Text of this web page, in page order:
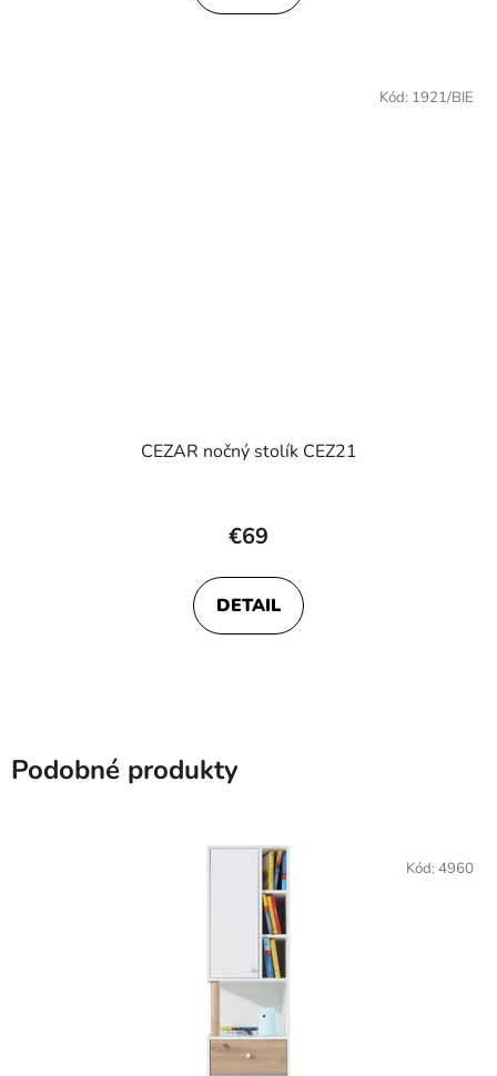
CEZAR nočný stolík CEZ21
hodnotenie
je
4,0
€69
DETAIL
Kód: 1921/BIE
Podobné produkty
Kód: 4960